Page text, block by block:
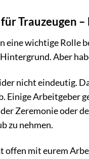
Trauzeugen –
eine wichtige Rolle
Aber
nicht eindeutig.
Einige Arbeitgeber
Zeremonie oder
zu nehmen.
offen mit eurem